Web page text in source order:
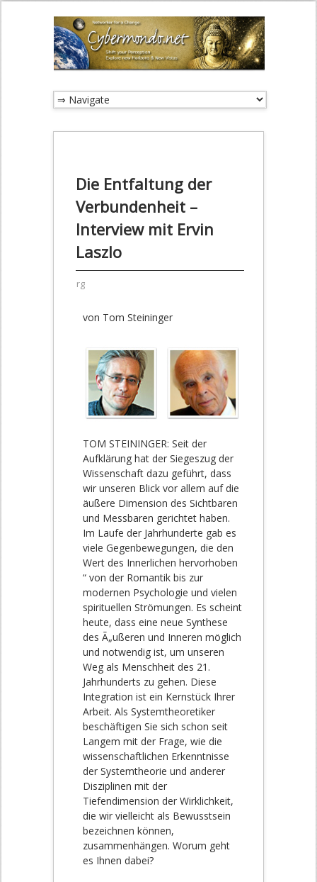
Die Entfaltung der
Verbundenheit –
Interview mit Ervin
Laszlo
rg
von Tom Steininger
TOM STEININGER: Seit der
Aufklärung hat der Siegeszug der
Wissenschaft dazu geführt, dass
wir unseren Blick vor allem auf die
äußere Dimension des Sichtbaren
und Messbaren gerichtet haben.
Im Laufe der Jahrhunderte gab es
viele Gegenbewegungen, die den
Wert des Innerlichen hervorhoben
“ von der Romantik bis zur
modernen Psychologie und vielen
spirituellen Strömungen. Es scheint
heute, dass eine neue Synthese
des Ã„ußeren und Inneren möglich
und notwendig ist, um unseren
Weg als Menschheit des 21.
Jahrhunderts zu gehen. Diese
Integration ist ein Kernstück Ihrer
Arbeit. Als Systemtheoretiker
beschäftigen Sie sich schon seit
Langem mit der Frage, wie die
wissenschaftlichen Erkenntnisse
der Systemtheorie und anderer
Disziplinen mit der
Tiefendimension der Wirklichkeit,
die wir vielleicht als Bewusstsein
bezeichnen können,
zusammenhängen. Worum geht
es Ihnen dabei?